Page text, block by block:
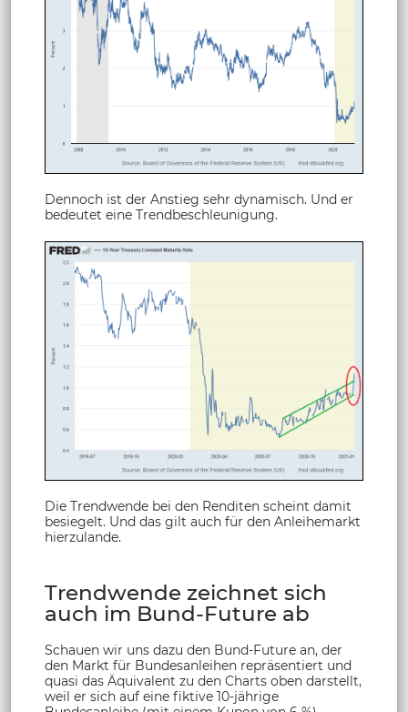
Dennoch ist der Anstieg sehr dynamisch. Und er
bedeutet eine Trendbeschleunigung.
Die Trendwende bei den Renditen scheint damit
besiegelt. Und das gilt auch für den Anleihemarkt
hierzulande.
Trendwende zeichnet sich
auch im Bund-Future ab
Schauen wir uns dazu den Bund-Future an, der
den Markt für Bundesanleihen repräsentiert und
quasi das Äquivalent zu den Charts oben darstellt,
weil er sich auf eine fiktive 10-jährige